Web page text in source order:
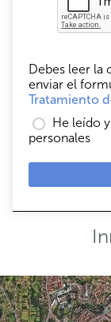
Debes leer la
enviar el
Tratamiento
He leído
personales